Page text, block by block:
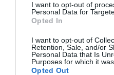
I want to opt-out of
Personal Data for
Opted In
I want to opt-out of
Retention, Sale, and/or
Personal Data that Is
Purposes for which it
Opted Out
Manuel Pérez Fernández